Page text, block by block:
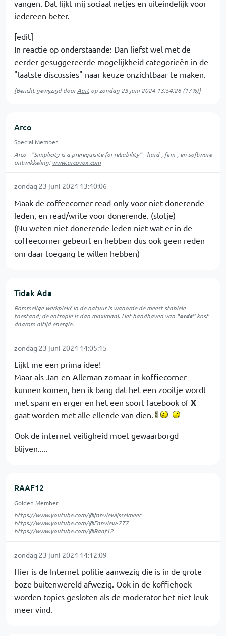
vangen. Dat lijkt mij sociaal netjes en uiteindelijk voor
iedereen beter.
[edit]
In reactie op onderstaande: Dan liefst wel met de
eerder gesuggereerde mogelijkheid categorieën in de
"laatste discussies" naar keuze onzichtbaar te maken.
[Bericht gewijzigd doorAartop zondag 23 juni 2024 13:54:26(17%)]
Arco
Special Member
Arco - "Simplicity is a prerequisite for reliability" - hard-, firm-, en software
ontwikkeling:www.arcovox.com
zondag 23 juni 2024 13:40:06
Maak de coffeecorner read-only voor niet-donerende
leden, en read/write voor donerende. (slotje)
(Nu weten niet donerende leden niet wat er in de
coffeecorner gebeurt en hebben dus ook geen reden
om daar toegang te willen hebben)
Tidak Ada
Rommelige werkplek?In de natuur iswanordede meest stabiele
toestand; de entropie is dan maximaal. Het handhaven van "orde"kost
daarom altijd energie.
zondag 23 juni 2024 14:05:15
Lijkt me een prima idee!
Maar als Jan-en-Alleman zomaar in koffiecorner
kunnen komen, ben ik bang dat het een zooitje wordt
met spam en erger en het een soort facebook ofX
gaat worden met alle ellende van dien.
Ook de internet veiligheid moet gewaarborgd
blijven.....
RAAF12
Golden Member
https://www.youtube.com/@fanviewijsselmeer
https://www.youtube.com/@Fanview-777
https://www.youtube.com/@Raaf12
zondag 23 juni 2024 14:12:09
Hier is de Internet politie aanwezig die is in de grote
boze buitenwereld afwezig. Ook in de koffiehoek
worden topics gesloten als de moderator het niet leuk
meer vind.